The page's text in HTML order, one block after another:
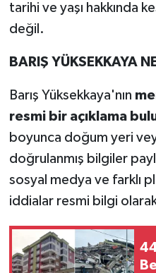
tarihi ve yaşı hakkında
değil.
BARIŞ YÜKSEKKAYA
Barış Yüksekkaya'nın
resmi bir açıklama
boyunca doğum yeri
doğrulanmış bilgiler
sosyal medya ve farklı
iddialar resmi bilgi